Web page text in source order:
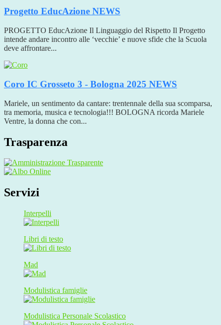
Progetto EducAzione NEWS
PROGETTO EducAzione Il Linguaggio del Rispetto Il Progetto
intende andare incontro alle ‘vecchie’ e nuove sfide che la Scuola
deve affrontare...
Coro IC Grosseto 3 - Bologna 2025 NEWS
Mariele, un sentimento da cantare: trentennale della sua scomparsa,
tra memoria, musica e tecnologia!!! BOLOGNA ricorda Mariele
Ventre, la donna che con...
Trasparenza
Servizi
Interpelli
Libri di testo
Mad
Modulistica famiglie
Modulistica Personale Scolastico